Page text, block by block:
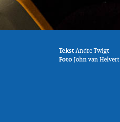
TekstAndre Twigt
FotoJohn van Helvert